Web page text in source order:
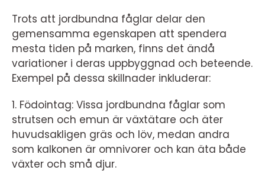
Trots att jordbundna fåglar delar den
gemensamma egenskapen att spendera
mesta tiden på marken, finns det ändå
variationer i deras uppbyggnad och beteende.
Exempel på dessa skillnader inkluderar:
1. Födointag: Vissa jordbundna fåglar som
strutsen och emun är växtätare och äter
huvudsakligen gräs och löv, medan andra
som kalkonen är omnivorer och kan äta både
växter och små djur.